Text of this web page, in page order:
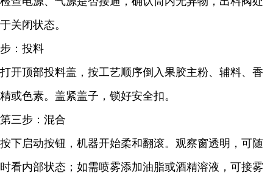
于关闭状态。
步：投料
打开顶部投料盖，按工艺顺序倒入果胶主粉、辅料、香
精或色素。盖紧盖子，锁好安全扣。
第三步：混合
按下启动按钮，机器开始柔和翻滚。观察窗透明，可随
时看内部状态；如需喷雾添加油脂或酒精溶液，可接雾